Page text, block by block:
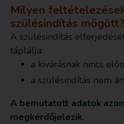
Milyen
szülésindítás mögött?
A szülésindítás
táplálja:
a kivárásnak nincs
a szülésindítás nem
A bemutatott adatok
megkérdőjelezik.